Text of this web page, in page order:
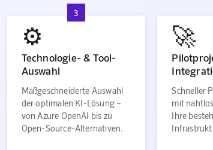
3
⚙️
Technologie- & Tool-
Auswahl
Maßgeschneiderte Auswahl
der optimalen KI-Lösung –
von Azure OpenAI bis zu
Open-Source-Alternativen.
🚀
Schneller
mit
Ihre